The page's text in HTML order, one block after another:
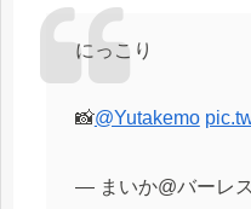
にっこり
📸@Yutakemo
— まいか@バーレ